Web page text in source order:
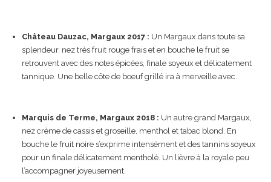
Château Dauzac, Margaux 2017 : Un Margaux dans toute sa
splendeur. nez très fruit rouge frais et en bouche le fruit se
retrouvent avec des notes épicées, finale soyeux et délicatement
tannique. Une belle côte de boeuf grillé ira à merveille avec.
Marquis de Terme, Margaux 2018 : Un autre grand Margaux,
nez crème de cassis et groseille, menthol et tabac blond. En
bouche le fruit noire s’exprime intensément et des tannins soyeux
pour un finale délicatement mentholé. Un lièvre à la royale peu
l’accompagner joyeusement.